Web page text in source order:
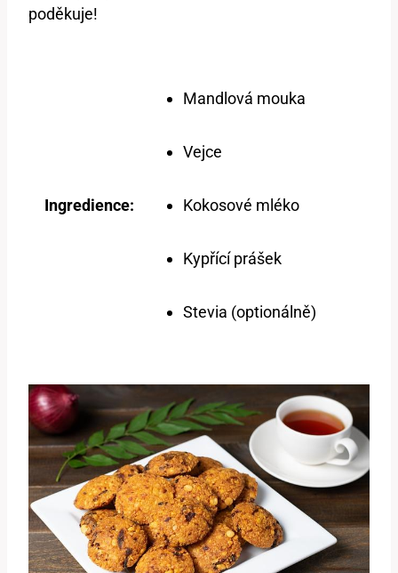
poděkuje!
Ingredience:
Mandlová mouka
Vejce
Kokosové mléko
Kypřící prášek
Stevia (optionálně)